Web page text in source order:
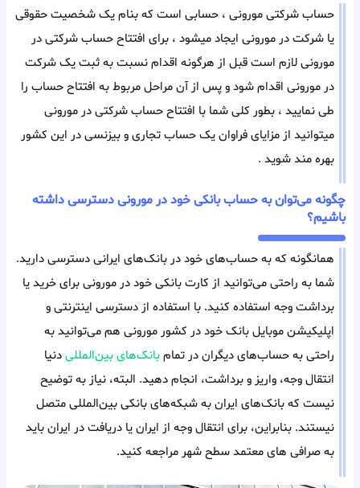
حساب شرکتی مورونی ، حسابی است که بنام یک شخصیت حقوقی
یا شرکت در مورونی ایجاد میشود ، برای افتتاح حساب شرکتی در
مورونی لازم است قبل از هرگونه اقدام نسبت به ثبت یک شرکت
در مورونی اقدام شود و پس از آن مراحل مربوط به افتتاح حساب را
طی نمایید ، بطور کلی شما با افتتاح حساب شرکتی در مورونی
میتوانید از مزایای فراوان یک حساب تجاری و بیزنسی در این کشور
بهره مند شوید .
چگونه می‌توان به حساب بانکی خود در مورونی دسترسی داشته
باشیم؟
همانگونه که به حساب‌های خود در بانک‌های ایرانی دسترسی دارید.
شما به راحتی می‌توانید از کارت بانکی خود در مورونی برای خرید یا
برداشت وجه استفاده کنید. با استفاده از دسترسی اینترنتی و
اپلیکیشن موبایل بانک خود در کشور مورونی هم می‌توانید به
راحتی به حساب‌های دیگران در تمامبانک‌های بین‌المللیدنیا
انتقال وجه، واریز و برداشت، انجام دهید. البته، نیاز به توضیح
نیست که بانک‌های ایران به شبکه‌های بانکی بین‌المللی متصل
نیستند. بنابراین، برای انتقال وجه از ایران یا دریافت در ایران باید
به صرافی های معتمد سطح شهر مراجعه کنید.